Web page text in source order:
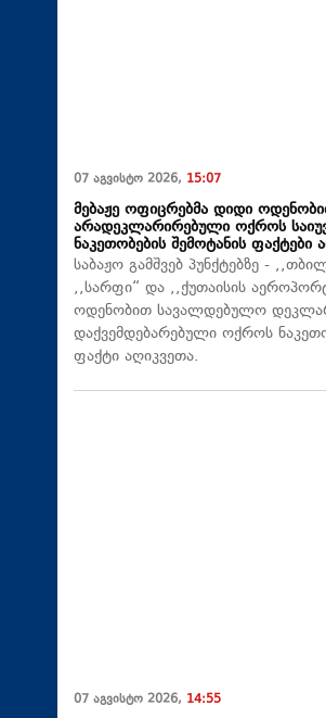
07 აგვისტო 2026, 15:07
მებაჟე ოფიცრებმა დიდი
არადეკლარირებული ოქროს
ნაკეთობების შემოტანის ფაქტები
საბაჟო გამშვებ პუნქტებზე -
,,სარფი“ და ,,ქუთაისის
ოდენობით სავალდებულო
დაქვემდებარებული ოქროს
ფაქტი აღიკვეთა.
07 აგვისტო 2026, 14:55